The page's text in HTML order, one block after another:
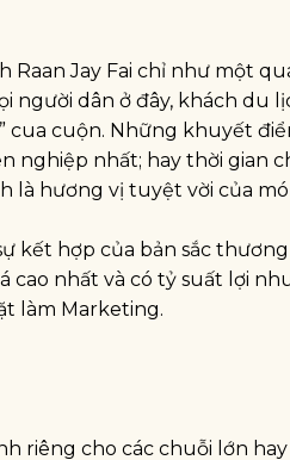
Raan Jay Fai chỉ như một
người dân ở đây, khách du
cua cuộn. Những khuyết
nghiệp nhất; hay thời gian
hương vị tuyệt vời của
kết hợp của bản sắc
nhất và có tỷ suất lợi
làm Marketing.
riêng cho các chuỗi lớn